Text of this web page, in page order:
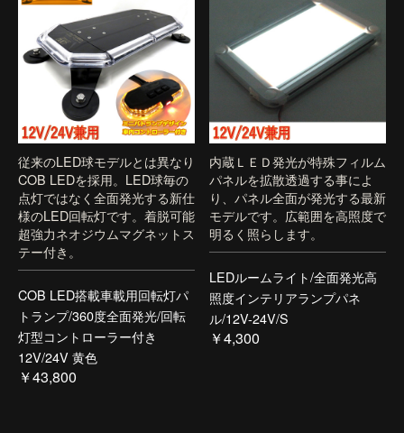
従来のLED球モデルとは異なり
COB LEDを採用。LED球毎の
点灯ではなく全面発光する新仕
様のLED回転灯です。着脱可能
超強力ネオジウムマグネットス
テー付き。
COB LED搭載車載用回転灯パ
トランプ/360度全面発光/回転
灯型コントローラー付き
12V/24V 黄色
￥43,800
内蔵ＬＥＤ発光が特殊フィルム
パネルを拡散透過する事によ
り、パネル全面が発光する最新
モデルです。広範囲を高照度で
明るく照らします。
LEDルームライト/全面発光高
照度インテリアランプパネ
ル/12V-24V/S
￥4,300